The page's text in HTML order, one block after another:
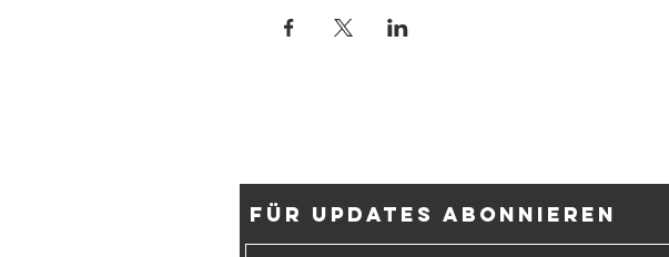
Für Updates abonnieren